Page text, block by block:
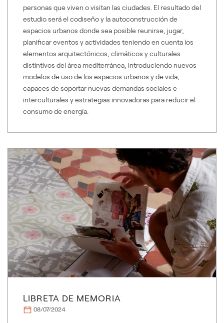
personas que viven o visitan las ciudades. El resultado del
estudio será el codiseño y la autoconstrucción de
espacios urbanos donde sea posible reunirse, jugar,
planificar eventos y actividades teniendo en cuenta los
elementos arquitectónicos, climáticos y culturales
distintivos del área mediterránea, introduciendo nuevos
modelos de uso de los espacios urbanos y de vida,
capaces de soportar nuevas demandas sociales e
interculturales y estrategias innovadoras para reducir el
consumo de energía.
LIBRETA DE MEMORIA
08/07/2024